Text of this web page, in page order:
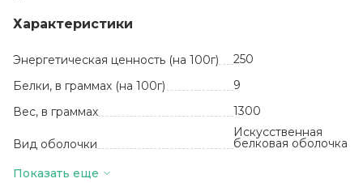
Характеристики
Энергетическая ценность (на 100г)
250
Белки, в граммах (на 100г)
9
Вес, в граммах
1300
Вид оболочки
Искусственная
белковая оболочка
ШтрихКод
Показать еще